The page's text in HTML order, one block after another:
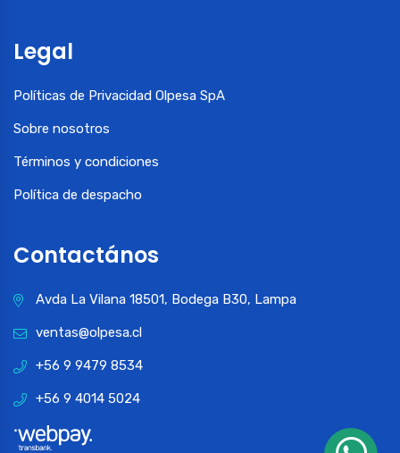
Legal
Políticas de Privacidad Olpesa SpA
Sobre nosotros
Términos y condiciones
Política de despacho
Contactános
Avda La Vilana 18501, Bodega B30, Lampa
ventas@olpesa.cl
+56 9 9479 8534
+56 9 4014 5024